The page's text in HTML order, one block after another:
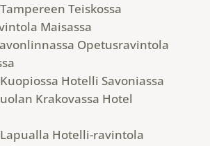
Teiskossa
Maisassa
Opetusravintola
Hotelli Savoniassa
Krakovassa Hotel
Hotelli-ravintola